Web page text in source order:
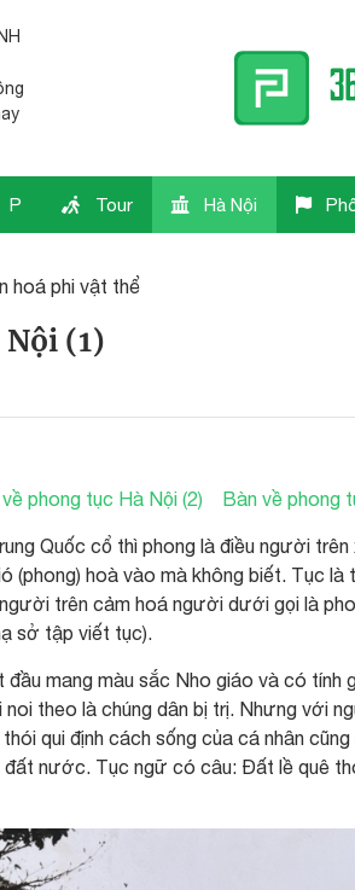
P Tour Hà Nội
hoá phi vật thể
Nội (1)
phong tục Hà Nội (2) Bàn về phong
Quốc cổ thì phong là điều người
(phong) hoà vào mà không biết. Tục
trên cảm hoá người dưới gọi là
sở tập viết tục).
đầu mang màu sắc Nho giáo và có
theo là chúng dân bị trị. Nhưng với
qui định cách sống của cá nhân
nước. Tục ngữ có câu: Đất lề quê